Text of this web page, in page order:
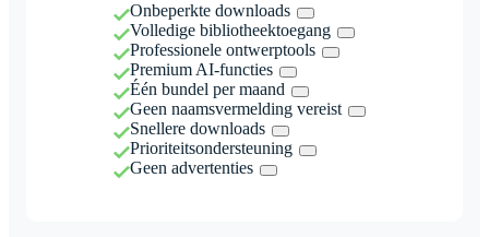
Onbeperkte downloads
Volledige bibliotheektoegang
Professionele ontwerptools
Premium AI-functies
Één bundel per maand
Geen naamsvermelding vereist
Snellere downloads
Prioriteitsondersteuning
Geen advertenties